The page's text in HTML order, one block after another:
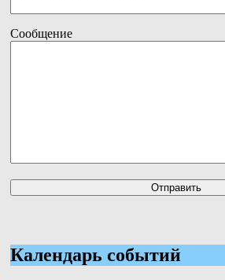
Сообщение
Календарь событий